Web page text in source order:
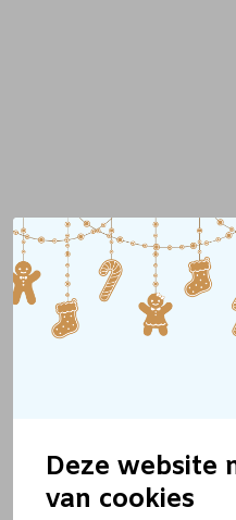
Deze website
van cookies